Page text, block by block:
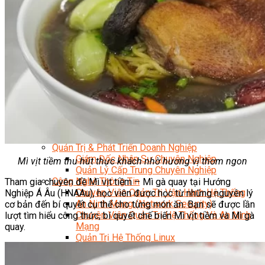
Kỹ Thuật Viên Điện Dân Dụng
Kỹ Thuật Viên Điện Công Nghiệp
Nghiệp Vụ Tư Vấn & Giám Sát MEP
Sửa Chữa Điện Lạnh Dân Dụng
Chuyên Viên Chẩn Đoán ECU
Kỹ Thuật Viên Đại Tu Hộp Số Tự Động Chuyên Sâu
Kỹ Thuật Quấn Dây Và Sửa Chữa Máy Điện
Thiết Kế Lắp Đặt Hệ Thống Điện Năng Lượng Mặt
Trời
Kỹ Thuật Viên Điện Tử Chuyên Ngành Điện – Điện
Lạnh Dân Dụng
Quản Trị & Phát Triển Doanh Nghiệp
Giám Đốc Nhân Sự Chuyên Nghiệp
Quản Lý Cấp Trung Chuyên Nghiệp
Công Nghệ Thông Tin
Chuyên Viên Quản Trị Vận Hành Hệ Thống
An Ninh Mạng (Network Security)
Chuyên Viên Quản Trị Hệ Thống Và An Ninh
Mạng
Quản Trị Hệ Thống Linux
Quản Trị Vận Hành Microsoft Azure
Data Analyst (Phân Tích Dữ Liệu)
Mì vịt tiềm thu hút thực khách nhờ hương vị thơm ngon
Tham gia chuyên đề Mì vịt tiềm – Mì gà quay tại Hướng
Nghiệp Á Âu (HNAAu), học viên được học từ những nguyên lý
cơ bản đến bí quyết cụ thể cho từng món ăn. Bạn sẽ được lần
lượt tìm hiểu công thức, bí quyết chế biến Mì vịt tiềm và Mì gà
quay.